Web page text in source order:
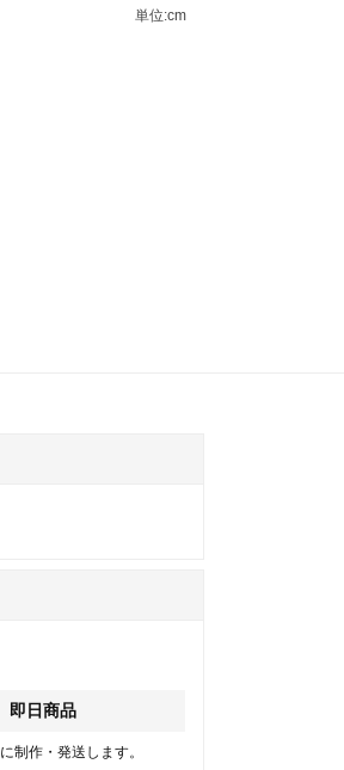
単位:cm
即日商品
に制作・発送します。